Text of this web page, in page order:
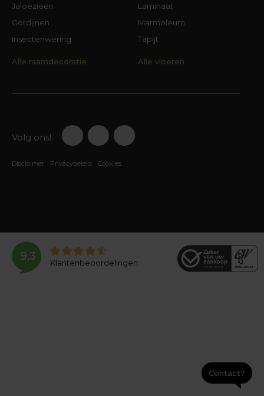
Jaloezieën
Gordijnen
Insectenwering
Alle raamdecoratie
Laminaat
Marmoleum
Tapijt
Alle vloeren
Volg ons!
Disclaimer Privacybeleid Cookies
9,3
Klantenbeoordelingen
Contact?